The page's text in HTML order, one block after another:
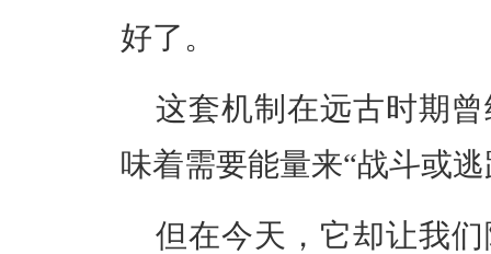
好了。
这套机制在远古时期
味着需要能量来“战斗或逃
但在今天，它却让我